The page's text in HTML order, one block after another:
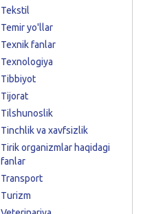
Tekstil
Temir yo'llar
Texnik fanlar
Texnologiya
Tibbiyot
Tijorat
Tilshunoslik
Tinchlik va xavfsizlik
Tirik organizmlar haqidagi
fanlar
Transport
Turizm